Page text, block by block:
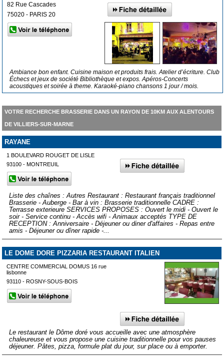
82 Rue Cascades
75020 - PARIS 20
Ambiance bon enfant. Cuisine maison et produits frais. Atelier d’écriture. Club
Échecs et jeux de société Bibliothèque et expos. Apéros-Concerts
acoustiques et soirée à theme. Karaoké-piano chansons 1 jour / mois.
VOTRE RECHERCHE BRASSERIE DANS UN RAYON DE 10KM AUX ALENTOURS
DE VILLIERS-SUR-MARNE
RAYANE
1 BOULEVARD ROUGET DE LISLE
93100 - MONTREUIL
Liste des chaînes : Autres Restaurant : Restaurant français traditionnel
Brasserie - Auberge - Bar à vin : Brasserie traditionnelle CADRE :
Terrasse exterieure SERVICES PROPOSES : Ouvert le midi - Ouvert le
soir - Service continu - Accès wifi - Animaux acceptés TYPE DE
RECEPTION : Anniversaire - Déjeuner ou diner d'affaires - Repas entre
amis - Déjeuner ou dîner rapide -...
LE DOME DORE PIZZARIA RESTAURANT ITALIEN
CENTRE COMMERCIAL DOMUS 16 rue
lisbonne
93110 - ROSNY-SOUS-BOIS
Le restaurant le Dôme doré vous accueille avec une atmosphère
chaleureuse et vous propose une cuisine traditionnelle pour vos pauses
déjeuner. Pâtes, pizza, formule plat du jour, sur place ou à emporter.